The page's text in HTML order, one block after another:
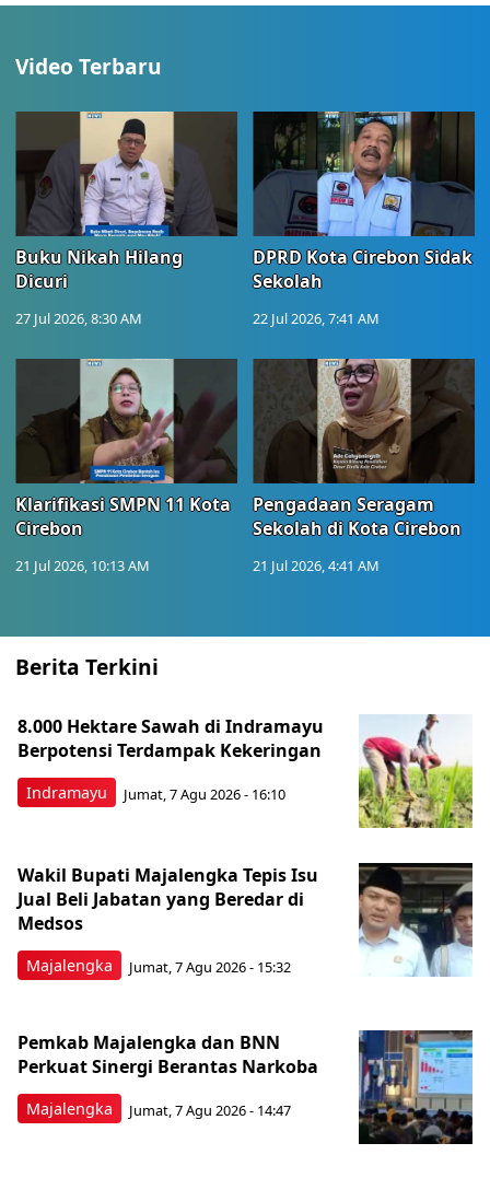
Video Terbaru
Buku Nikah Hilang
Dicuri
27 Jul 2026, 8:30 AM
DPRD Kota Cirebon Sidak
Sekolah
22 Jul 2026, 7:41 AM
Klarifikasi SMPN 11 Kota
Cirebon
21 Jul 2026, 10:13 AM
Pengadaan Seragam
Sekolah di Kota Cirebon
21 Jul 2026, 4:41 AM
Berita Terkini
Indramayu
8.000 Hektare Sawah di Indramayu
Berpotensi Terdampak Kekeringan
Jumat, 7 Agu 2026 - 16:10
Majalengka
Wakil Bupati Majalengka Tepis Isu
Jual Beli Jabatan yang Beredar di
Medsos
Jumat, 7 Agu 2026 - 15:32
Majalengka
Pemkab Majalengka dan BNN
Perkuat Sinergi Berantas Narkoba
Jumat, 7 Agu 2026 - 14:47